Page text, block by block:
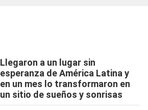
Llegaron a un lugar sin
esperanza de América Latina y
en un mes lo transformaron en
un sitio de sueños y sonrisas